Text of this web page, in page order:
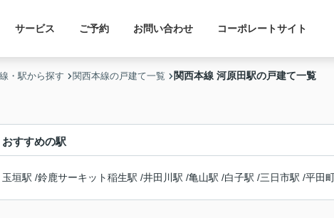
サービス ご予約 お問い合わせ コーポレートサイト
・駅から探す 関西本線の戸建て一覧 関西本線 河原田駅の戸建て一覧
おすすめの駅
玉垣駅 /鈴鹿サーキット稲生駅 /井田川駅 /亀山駅 /白子駅 /三日市駅 /平田